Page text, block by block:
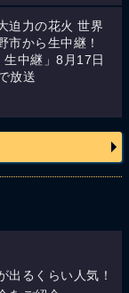
迫力の花火 世界
市から生中継！
生中継」8月17日
放送
出るくらい人気！